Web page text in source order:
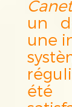
un
une
été